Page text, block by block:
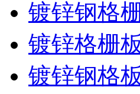
镀锌钢格
镀锌格栅板
镀锌钢格板